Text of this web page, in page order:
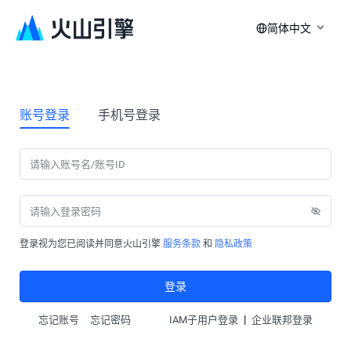
简体中文
账号登录 手机号登录
登录视为您已阅读并同意火山引擎 服务条款 和 隐私政策
登录
忘记账号 忘记密码 IAM子用户登录 | 企业联邦登录